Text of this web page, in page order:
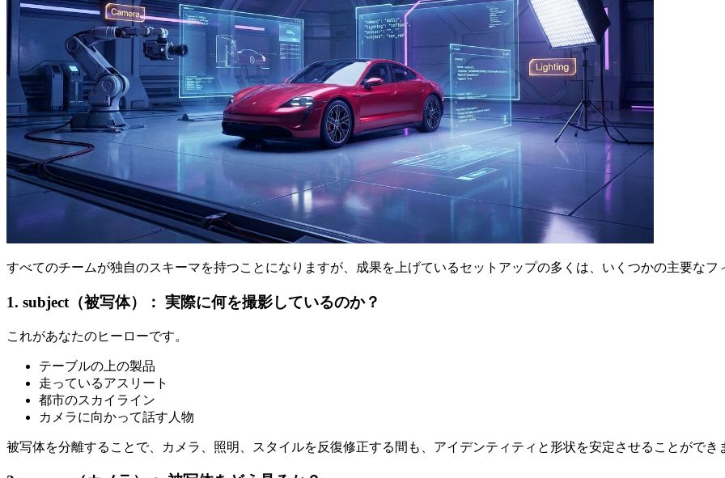
すべてのチームが独自のスキーマを持つことになりますが、成果を上げているセットアップの多くは、いくつかの主要なフ
1. subject（被写体）： 実際に何を撮影しているのか？
これがあなたのヒーローです。
テーブルの上の製品
走っているアスリート
都市のスカイライン
カメラに向かって話す人物
被写体を分離することで、カメラ、照明、スタイルを反復修正する間も、アイデンティティと形状を安定させることができ